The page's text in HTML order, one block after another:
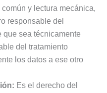
y lectura mecánica,
responsable del
que sea técnicamente
del tratamiento
los datos a ese otro
Es el derecho del